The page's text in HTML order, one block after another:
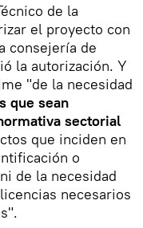
de la
el proyecto con
consejería de
la autorización. Y
"de la necesidad
que sean
sectorial
que inciden en
o
de la necesidad
necesarios